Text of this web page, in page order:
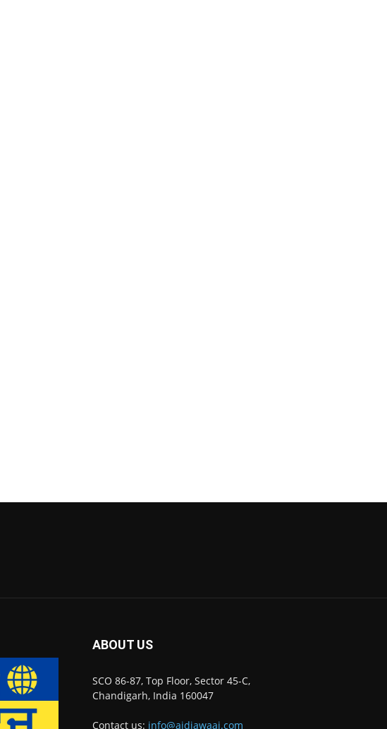
ABOUT US
SCO 86-87, Top Floor, Sector 45-C,
Chandigarh, India 160047
Contact us: info@ajdiawaaj.com